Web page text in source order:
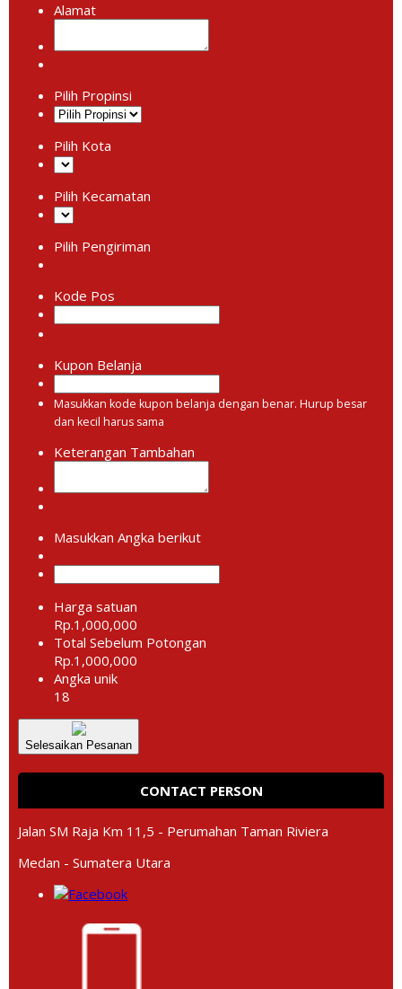
Alamat
Pilih Propinsi
Pilih Kota
Pilih Kecamatan
Pilih Pengiriman
Kode Pos
Kupon Belanja
Masukkan kode kupon belanja dengan benar. Hurup besar
dan kecil harus sama
Keterangan Tambahan
Masukkan Angka berikut
Harga satuan
Rp.1,000,000
Total Sebelum Potongan
Rp.1,000,000
Angka unik
18
Selesaikan Pesanan
CONTACT PERSON
Jalan SM Raja Km 11,5 - Perumahan Taman Riviera
Medan - Sumatera Utara